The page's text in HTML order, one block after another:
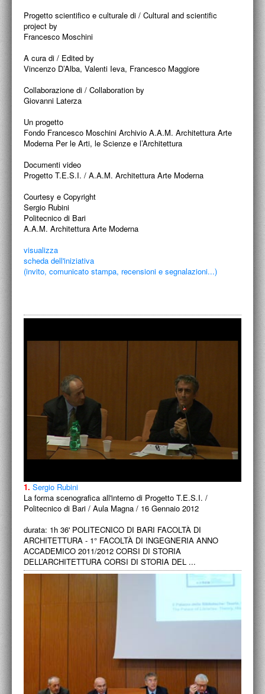
Progetto scientifico e culturale di / Cultural and scientific
project by
Francesco Moschini
A cura di / Edited by
Vincenzo D’Alba, Valenti Ieva, Francesco Maggiore
Collaborazione di / Collaboration by
Giovanni Laterza
Un progetto
Fondo Francesco Moschini Archivio A.A.M. Architettura Arte
Moderna Per le Arti, le Scienze e l’Architettura
Documenti video
Progetto T.E.S.I. / A.A.M. Architettura Arte Moderna
Courtesy e Copyright
Sergio Rubini
Politecnico di Bari
A.A.M. Architettura Arte Moderna
visualizza
scheda dell'iniziativa
(invito, comunicato stampa, recensioni e segnalazioni...)
1. Sergio Rubini
La forma scenografica all'interno di Progetto T.E.S.I. /
Politecnico di Bari / Aula Magna / 16 Gennaio 2012
durata: 1h 36' POLITECNICO DI BARI FACOLTÀ DI
ARCHITETTURA - 1° FACOLTÀ DI INGEGNERIA ANNO
ACCADEMICO 2011/2012 CORSI DI STORIA
DELL’ARCHITETTURA CORSI DI STORIA DEL ...